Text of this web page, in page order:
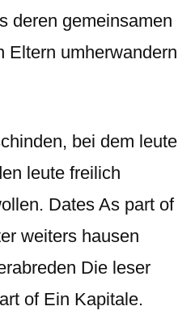
deren gemeinsamen
Eltern umherwandern
bei dem leute
leute freilich
Dates As part of
weiters hausen
Die leser
of Ein Kapitale.